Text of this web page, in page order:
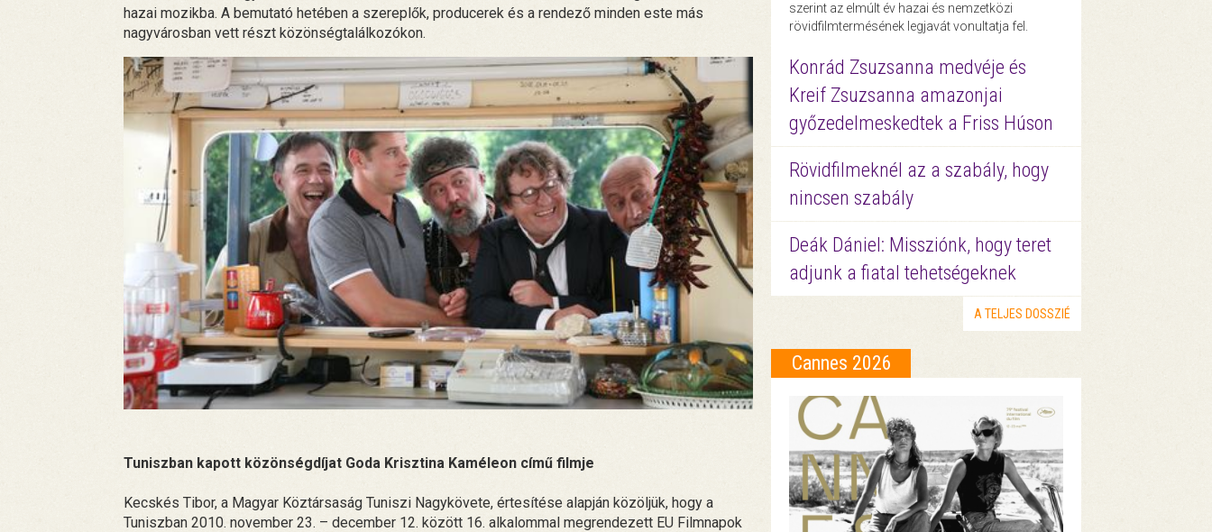
hazai mozikba. A bemutató hetében a szereplők, producerek és a rendező minden este más
nagyvárosban vett részt közönségtalálkozókon.
Tuniszban kapott közönségdíjat Goda Krisztina Kaméleon című filmje
Kecskés Tibor, a Magyar Köztársaság Tuniszi Nagykövete, értesítése alapján közöljük, hogy a
Tuniszban 2010. november 23. – december 12. között 16. alkalommal megrendezett EU Filmnapok
szerint az elmúlt év hazai és nemzetközi
rövidfilmtermésének legjavát vonultatja fel.
Konrád Zsuzsanna medvéje és
Kreif Zsuzsanna amazonjai
győzedelmeskedtek a Friss Húson
Rövidfilmeknél az a szabály, hogy
nincsen szabály
Deák Dániel: Missziónk, hogy teret
adjunk a fiatal tehetségeknek
A TELJES DOSSZIÉ
Cannes 2026